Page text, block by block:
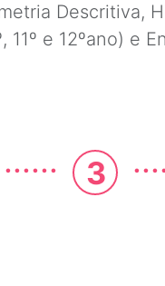
Descritiva,
e 12ºano) e
...... 3